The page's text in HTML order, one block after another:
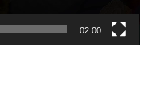
02:00